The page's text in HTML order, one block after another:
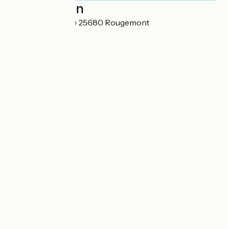
Localisation
4, place du Marché 25680 Rougemont